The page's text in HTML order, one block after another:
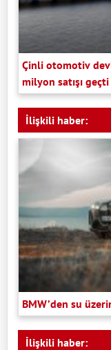
Çinli otomotiv
milyon satışı geçti
İlişkili haber:
BMW’den su
İlişkili haber: